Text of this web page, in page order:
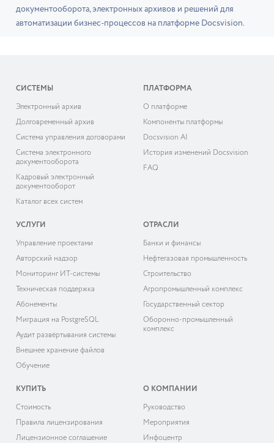
документооборота, электронных архивов и решений для
автоматизации бизнес-процессов на платформе Docsvision.
СИСТЕМЫ
Электронный архив
Долговременный архив
Система управления договорами
Система электронного
документооборота
Кадровый электронный
документооборот
Каталог всех систем
ПЛАТФОРМА
О платформе
Компоненты платформы
Docsvision AI
История изменений Docsvision
FAQ
УСЛУГИ
Управление проектами
Авторский надзор
Мониторинг ИТ-системы
Техническая поддержка
Абонементы
Миграция на PostgreSQL
Аудит развёртывания системы
Внешнее хранение файлов
Обучение
ОТРАСЛИ
Банки и финансы
Нефтегазовая промышленность
Строительство
Агропромышленный комплекс
Государственный сектор
Оборонно-промышленный
комплекс
КУПИТЬ
Cтоимость
Правила лицензирования
Лицензионное соглашение
О КОМПАНИИ
Руководство
Мероприятия
Инфоцентр